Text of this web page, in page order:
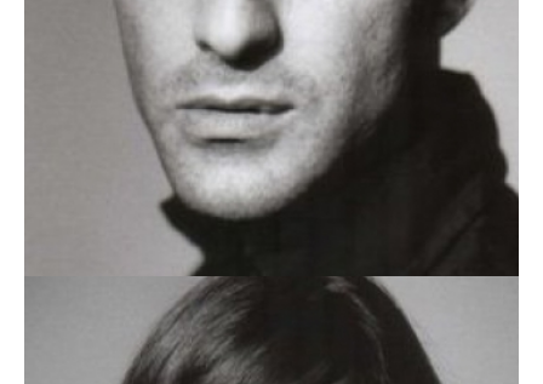
HUGO TOURITA